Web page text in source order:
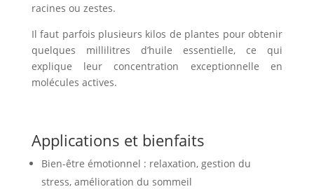
racines ou zestes.
Il faut parfois plusieurs kilos de plantes pour obtenir
quelques millilitres d’huile essentielle, ce qui
explique leur concentration exceptionnelle en
molécules actives.
Applications et bienfaits
Bien-être émotionnel : relaxation, gestion du
stress, amélioration du sommeil